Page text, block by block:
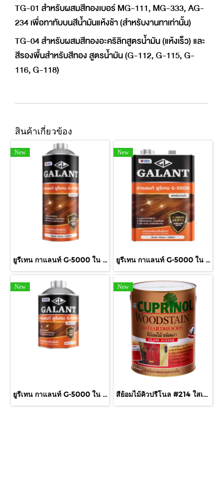
TG-01 สำหรับผสมสีทองเบอร์ MG-111, MG-333, AG-
234 เพื่อทาทับบนสีน้ำมันแห้งช้า (สำหรับงานทาเท่านั้น)
TG-04 สำหรับผสมสีทองอะคริลิกสูตรน้ำมัน (แห้งเร็ว) และ
สีรองพื้นสำหรับสีทอง สูตรน้ำมัน (G-112, G-115, G-
116, G-118)
สินค้าเกี่ยวข้อง
New
ยูรีเทน กาแลนท์ G-5000 ใน 875cc.
New
ยูรีเทน กาแลนท์ G-5000 ใน กล.
New
ยูรีเทน กาแลนท์ G-5000 ใน 460cc.
New
สีย้อมไม้คิวปรีโนล #214 ใสเงา 1/4 กล.